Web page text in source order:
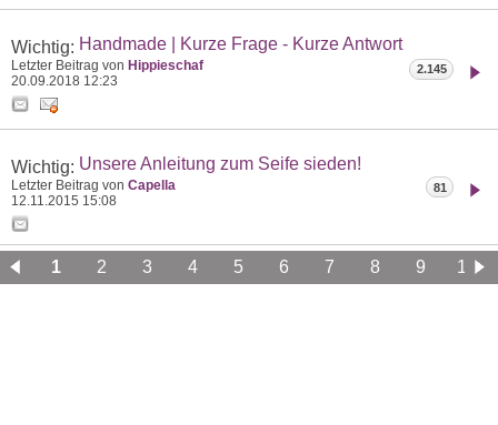
Wichtig: Handmade | Kurze Frage - Kurze Antwort
Letzter Beitrag von Hippieschaf
20.09.2018 12:23
2.145
Wichtig: Unsere Anleitung zum Seife sieden!
Letzter Beitrag von Capella
12.11.2015 15:08
81
1 2 3 4 5 6 7 8 9
10